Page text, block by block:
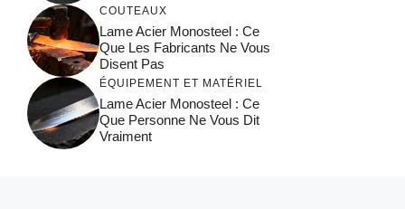
COUTEAUX
Lame Acier Monosteel : Ce
Que Les Fabricants Ne Vous
Disent Pas
ÉQUIPEMENT ET MATÉRIEL
Lame Acier Monosteel : Ce
Que Personne Ne Vous Dit
Vraiment